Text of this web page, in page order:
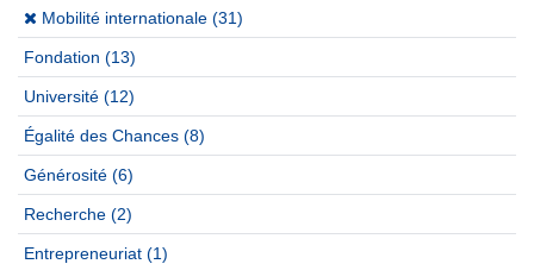
(x)
Mobilité internationale (31)
Fondation (13)
Université (12)
Égalité des Chances (8)
Générosité (6)
Recherche (2)
Entrepreneuriat (1)